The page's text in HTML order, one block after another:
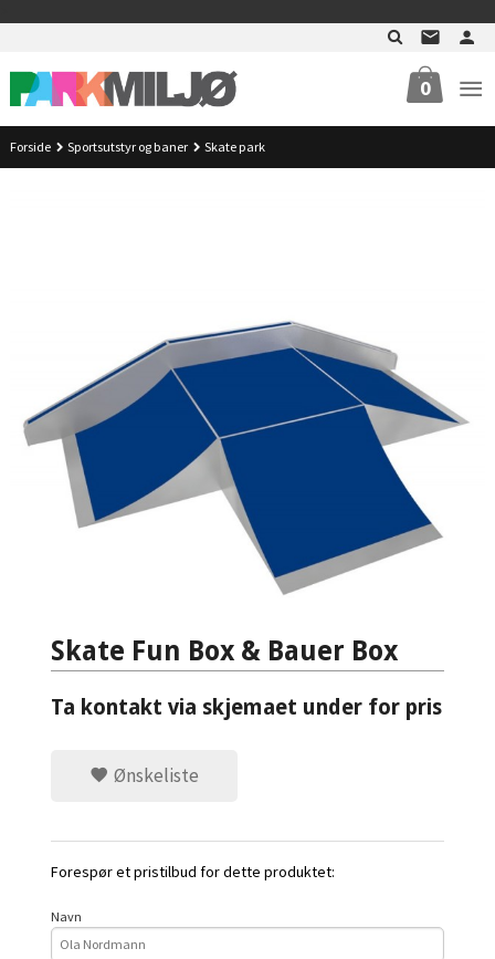
0
Forside Sportsutstyr og baner Skate park
Skate Fun Box & Bauer Box
Ta kontakt via skjemaet under for pris
Ønskeliste
Forespør et pristilbud for dette produktet:
Navn